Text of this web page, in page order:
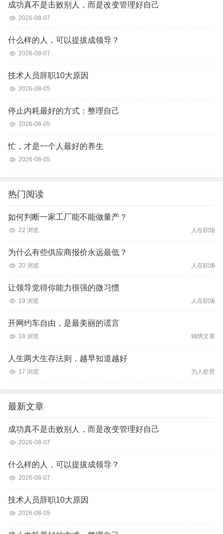
成功真不是击败别人，而是改变管理好自己
2026-08-07
什么样的人，可以提拔成领导？
2026-08-07
技术人员辞职10大原因
2026-08-05
停止内耗最好的方式：整理自己
2026-08-05
忙，才是一个人最好的养生
2026-08-05
热门阅读
如何判断一家工厂能不能做量产？
22 浏览 人在职场
为什么有些供应商报价永远最低？
20 浏览 人在职场
让领导觉得你能力很强的微习惯
19 浏览 人在职场
开网约车自由，是最美丽的谎言
18 浏览 锦绣文章
人生两大生存法则，越早知道越好
17 浏览 为人处世
最新文章
成功真不是击败别人，而是改变管理好自己
2026-08-07
什么样的人，可以提拔成领导？
2026-08-07
技术人员辞职10大原因
2026-08-05